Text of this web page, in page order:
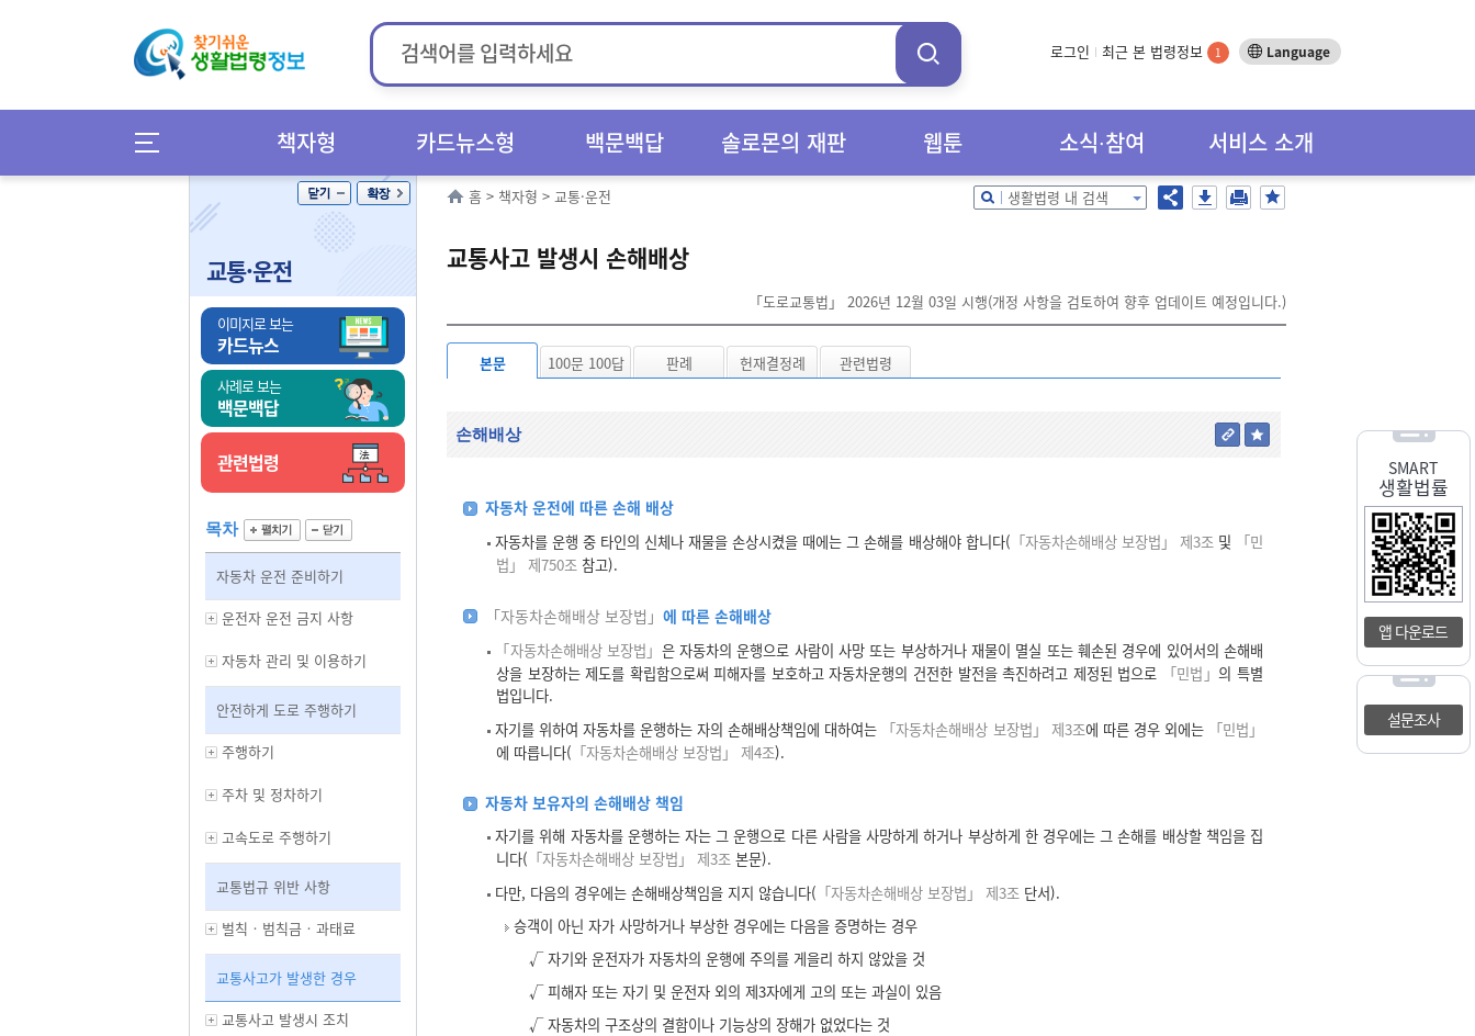
로그인 최근 본 법령정보 1 Language
책자형 카드뉴스형 백문백답 솔로몬의 재판 웹툰 소식∙참여 서비스 소개
SMART
생활법률
앱 다운로드
설문조사
교통·운전
이미지로 보는
카드뉴스
사례로 보는
백문백답
관련법령
목차
자동차 운전 준비하기
운전자 운전 금지 사항
자동차 관리 및 이용하기
안전하게 도로 주행하기
주행하기
주차 및 정차하기
고속도로 주행하기
교통법규 위반 사항
벌칙‧범칙금‧과태료
교통사고가 발생한 경우
교통사고 발생시 조치
홈 > 책자형 > 교통·운전 생활법령 내 검색
교통사고 발생시 손해배상
「도로교통법」 2026년 12월 03일 시행(개정 사항을 검토하여 향후 업데이트 예정입니다.)
본문 100문 100답 판례 헌재결정례 관련법령
손해배상
자동차 운전에 따른 손해 배상
자동차를 운행 중 타인의 신체나 재물을 손상시켰을 때에는 그 손해를 배상해야 합니다( 「자동차손해배상 보장법」 제3조및
「민
법」 제750조 참고).
「자동차손해배상 보장법」 에 따른 손해배상
「자동차손해배상 보장법」 은 자동차의 운행으로 사람이 사망 또는 부상하거나 재물이 멸실 또는 훼손된 경우에 있어서의 손해배
상을 보장하는 제도를 확립함으로써 피해자를 보호하고 자동차운행의 건전한 발전을 촉진하려고 제정된 법으로
「민법」의 특별
법입니다.
자기를 위하여 자동차를 운행하는 자의 손해배상책임에 대하여는
「자동차손해배상 보장법」 제3조에 따른 경우 외에는
「민법」
에 따릅니다( 「자동차손해배상 보장법」 제4조).
자동차 보유자의 손해배상 책임
자기를 위해 자동차를 운행하는 자는 그 운행으로 다른 사람을 사망하게 하거나 부상하게 한 경우에는 그 손해를 배상할 책임을 집
니다( 「자동차손해배상 보장법」 제3조 본문).
다만, 다음의 경우에는 손해배상책임을 지지 않습니다( 「자동차손해배상 보장법」 제3조 단서).
승객이 아닌 자가 사망하거나 부상한 경우에는 다음을 증명하는 경우
√ 자기와 운전자가 자동차의 운행에 주의를 게을리 하지 않았을 것
√ 피해자 또는 자기 및 운전자 외의 제3자에게 고의 또는 과실이 있음
√ 자동차의 구조상의 결함이나 기능상의 장해가 없었다는 것